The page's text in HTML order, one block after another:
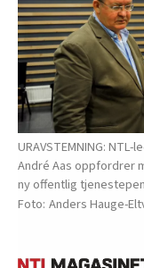
URAVSTEMNING:
André Aas oppfordrer
ny offentlig
Anders Hauge-